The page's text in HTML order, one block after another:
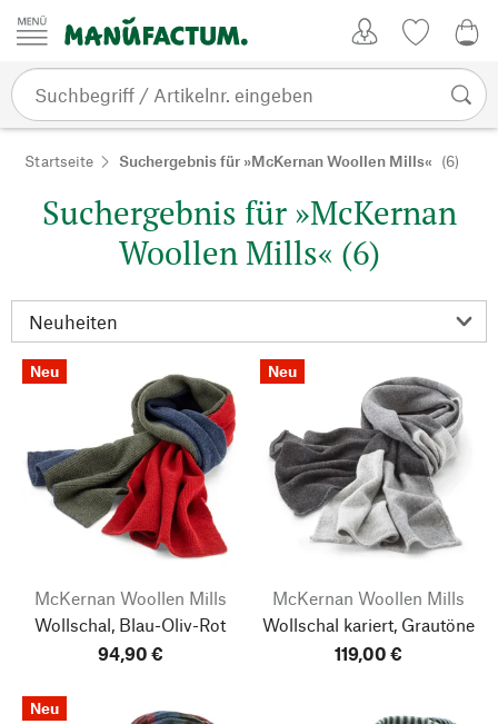
Zum Inhalt springen
Startseite Suchergebnis für »McKernan Woollen Mills« (6)
Suchergebnis für »McKernan
Woollen Mills« (6)
Neu
McKernan Woollen Mills
Wollschal, Blau-Oliv-Rot
94,90 €
Neu
McKernan Woollen Mills
Wollschal kariert, Grautöne
119,00 €
Neu